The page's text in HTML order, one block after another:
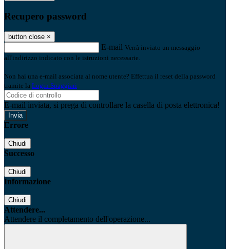
Recupero password
button close ×
E-mail Verrà inviato un messaggio
all'indirizzo indicato con le istruzioni necessarie.
Non hai una e-mail associata al nome utente? Effettua il reset della password
tramite la Login Spaggiari
E-mail inviata, si prega di controllare la casella di posta elettronica!
Errore
Chiudi
Successo
Chiudi
Informazione
Chiudi
Attendere...
Attendere il completamento dell'operazione...